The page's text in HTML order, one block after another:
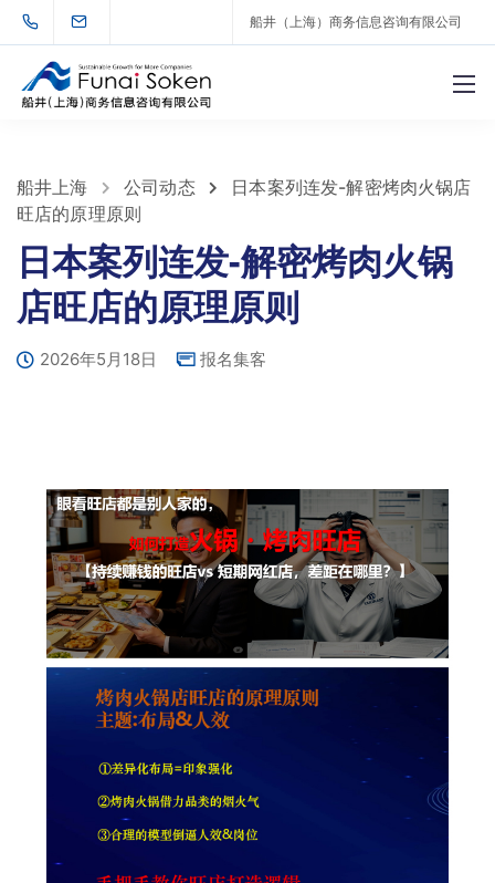
船井（上海）商务信息咨询有限公司
船井上海 公司动态
日本案列连发-解密烤肉火锅店
旺店的原理原则
日本案列连发-解密烤肉火锅
店旺店的原理原则
2026年5月18日 报名集客